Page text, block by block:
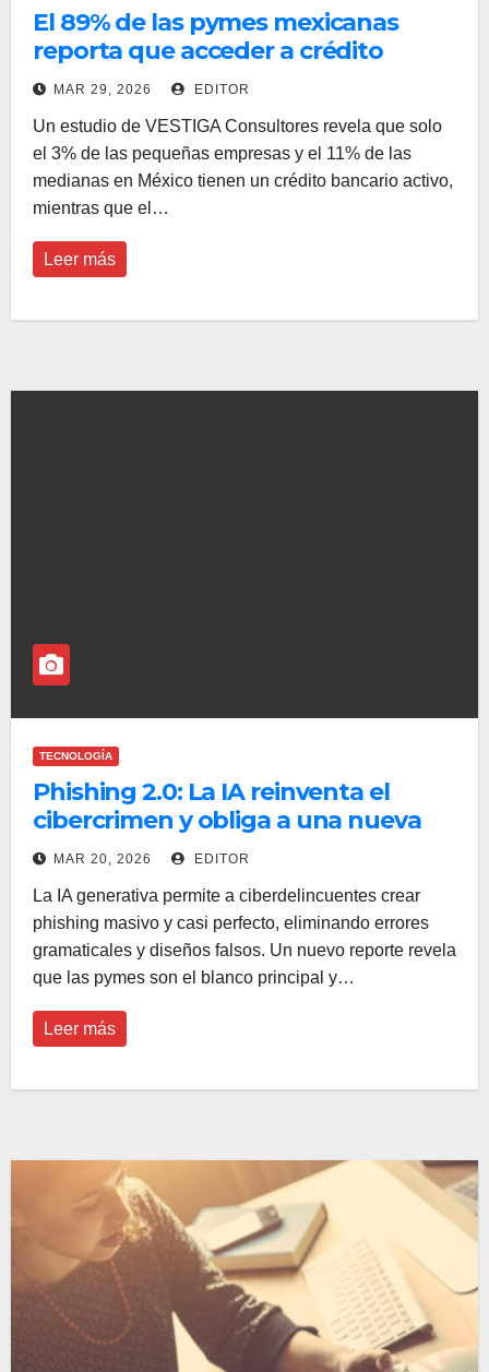
El 89% de las pymes mexicanas
reporta que acceder a crédito
bancario es muy difícil
MAR 29, 2026 EDITOR
Un estudio de VESTIGA Consultores revela que solo
el 3% de las pequeñas empresas y el 11% de las
medianas en México tienen un crédito bancario activo,
mientras que el…
Leer más
TECNOLOGÍA
Phishing 2.0: La IA reinventa el
cibercrimen y obliga a una nueva
defensa, revela reporte de Kaseya
MAR 20, 2026 EDITOR
La IA generativa permite a ciberdelincuentes crear
phishing masivo y casi perfecto, eliminando errores
gramaticales y diseños falsos. Un nuevo reporte revela
que las pymes son el blanco principal y…
Leer más